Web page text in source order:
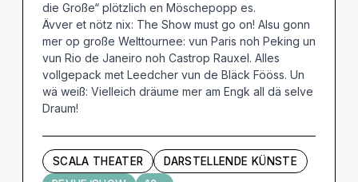
die Große“ plötzlich en Möschepopp es.
Ävver et nötz nix: The Show must go on! Alsu gonn
mer op große Welttournee: vun Paris noh Peking un
vun Rio de Janeiro noh Castrop Rauxel. Alles
vollgepack met Leedcher vun de Bläck Fööss. Un
wä weiß: Vielleich dräume mer am Engk all dä selve
Draum!
SCALA THEATER
DARSTELLENDE KÜNSTE